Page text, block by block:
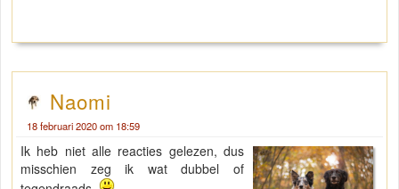
Naomi
18 februari 2020 om 18:59
Ik heb niet alle reacties gelezen, dus
misschien zeg ik wat dubbel of